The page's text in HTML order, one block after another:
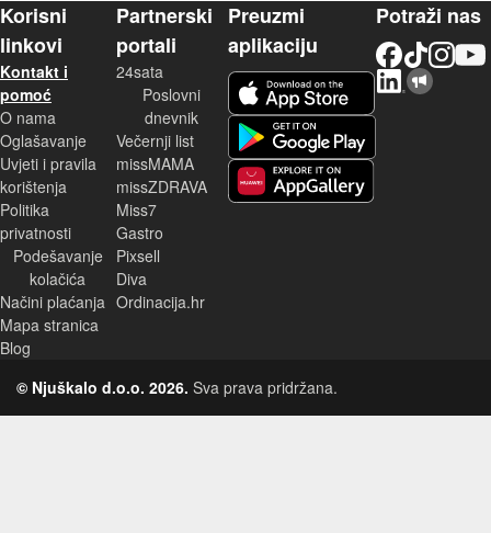
Korisni
linkovi
Kontakt i
pomoć
O nama
Oglašavanje
Uvjeti i pravila
korištenja
Politika
privatnosti
Podešavanje
kolačića
Načini plaćanja
Mapa stranica
Blog
Partnerski
portali
24sata
Poslovni
dnevnik
Večernji list
missMAMA
missZDRAVA
Miss7
Gastro
Pixsell
Diva
Ordinacija.hr
Preuzmi
aplikaciju
Potraži nas
© Njuškalo d.o.o. 2026. Sva prava pridržana.